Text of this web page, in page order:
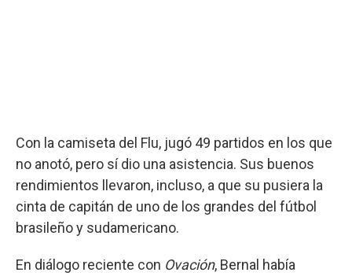
Con la camiseta del Flu, jugó 49 partidos en los que
no anotó, pero sí dio una asistencia. Sus buenos
rendimientos llevaron, incluso, a que su pusiera la
cinta de capitán de uno de los grandes del fútbol
brasileño y sudamericano.
En diálogo reciente con Ovación, Bernal había